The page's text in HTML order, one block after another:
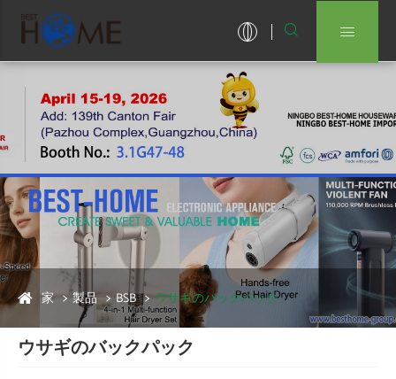
 
家 製品 BSB ウサギのバックパック
ウサギのバックパック